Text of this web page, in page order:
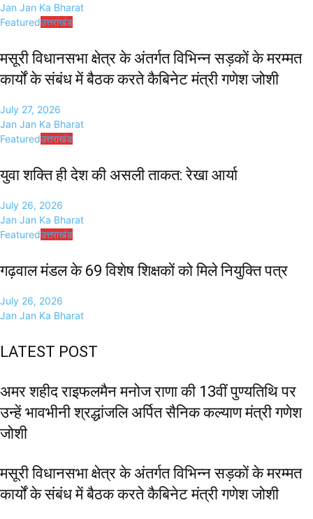
Jan Jan Ka Bharat
Featuredउत्तराखंड
मसूरी विधानसभा क्षेत्र के अंतर्गत विभिन्न सड़कों के मरम्मत
कार्यों के संबंध में बैठक करते कैबिनेट मंत्री गणेश जोशी
July 27, 2026
Jan Jan Ka Bharat
Featuredउत्तराखंड
युवा शक्ति ही देश की असली ताकत: रेखा आर्या
July 26, 2026
Jan Jan Ka Bharat
Featuredउत्तराखंड
गढ़वाल मंडल के 69 विशेष शिक्षकों को मिले नियुक्ति पत्र
July 26, 2026
Jan Jan Ka Bharat
LATEST POST
अमर शहीद राइफलमैन मनोज राणा की 13वीं पुण्यतिथि पर
उन्हें भावभीनी श्रद्धांजलि अर्पित सैनिक कल्याण मंत्री गणेश
जोशी
मसूरी विधानसभा क्षेत्र के अंतर्गत विभिन्न सड़कों के मरम्मत
कार्यों के संबंध में बैठक करते कैबिनेट मंत्री गणेश जोशी